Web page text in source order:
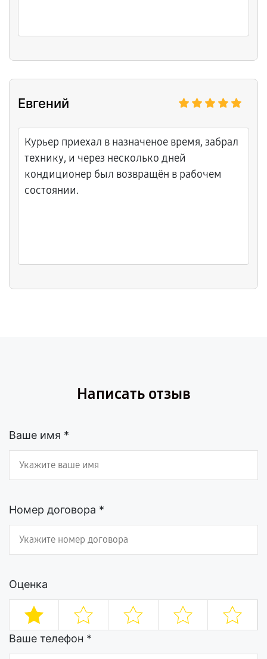
Евгений
Курьер приехал в назначеное время, забрал
технику, и через несколько дней
кондиционер был возвращён в рабочем
состоянии.
Написать отзыв
Ваше имя *
Номер договора *
Оценка
Ваше телефон *